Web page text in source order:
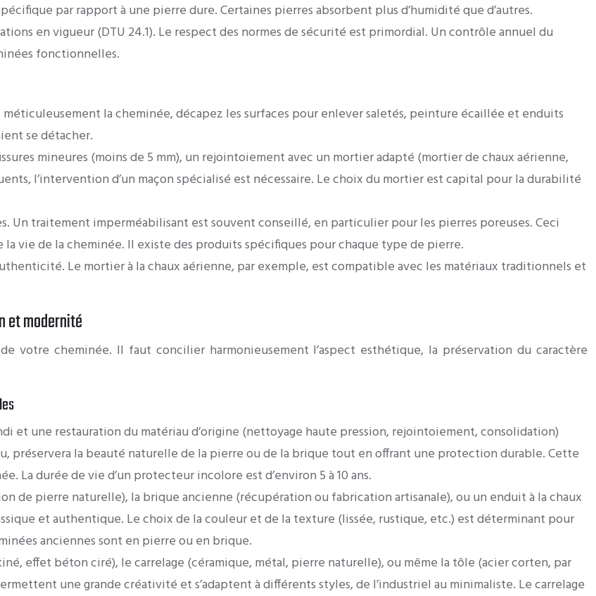
par rapport à une pierre dure. Certaines pierres absorbent plus d’humidité que d’autres.
en vigueur (DTU 24.1). Le respect des normes de sécurité est primordial. Un contrôle annuel du
fonctionnelles.
la cheminée, décapez les surfaces pour enlever saletés, peinture écaillée et enduits
se détacher.
mineures (moins de 5 mm), un rejointoiement avec un mortier adapté (mortier de chaux aérienne,
l’intervention d’un maçon spécialisé est nécessaire. Le choix du mortier est capital pour la durabilité
Un traitement imperméabilisant est souvent conseillé, en particulier pour les pierres poreuses. Ceci
vie de la cheminée. Il existe des produits spécifiques pour chaque type de pierre.
Le mortier à la chaux aérienne, par exemple, est compatible avec les matériaux traditionnels et
et modernité
votre cheminée. Il faut concilier harmonieusement l’aspect esthétique, la préservation du caractère
et une restauration du matériau d’origine (nettoyage haute pression, rejointoiement, consolidation)
préservera la beauté naturelle de la pierre ou de la brique tout en offrant une protection durable. Cette
La durée de vie d’un protecteur incolore est d’environ 5 à 10 ans.
de pierre naturelle), la brique ancienne (récupération ou fabrication artisanale), ou un enduit à la chaux
et authentique. Le choix de la couleur et de la texture (lissée, rustique, etc.) est déterminant pour
anciennes sont en pierre ou en brique.
effet béton ciré), le carrelage (céramique, métal, pierre naturelle), ou même la tôle (acier corten, par
une grande créativité et s’adaptent à différents styles, de l’industriel au minimaliste. Le carrelage